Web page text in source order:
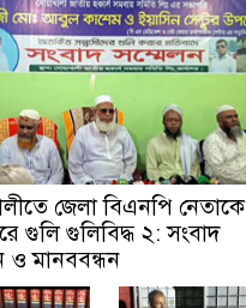
জেলা বিএনপি নেতাকে
গুলি গুলিবিদ্ধ ২: সংবাদ
ও মানববন্ধন